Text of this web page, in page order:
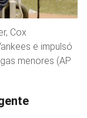
Cox
e impulsó
menores (AP